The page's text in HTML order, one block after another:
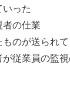
った
者の仕業
のが送られて
従業員の監